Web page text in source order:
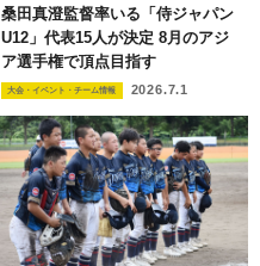
桑田真澄監督率いる「侍ジャパン
U12」代表15人が決定 8月のアジ
ア選手権で頂点目指す
大会・イベント・チーム情報 2026.7.1